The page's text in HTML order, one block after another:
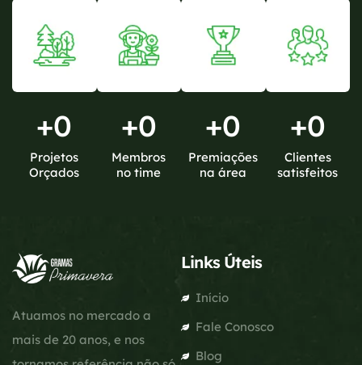
+0
Projetos
Orçados
+0
Membros
no time
+0
Premiações
na área
+0
Clientes
satisfeitos
Atuamos no mercado a
mais de 20 anos, e nos
Links Úteis
Início
Fale Conosco
Blog